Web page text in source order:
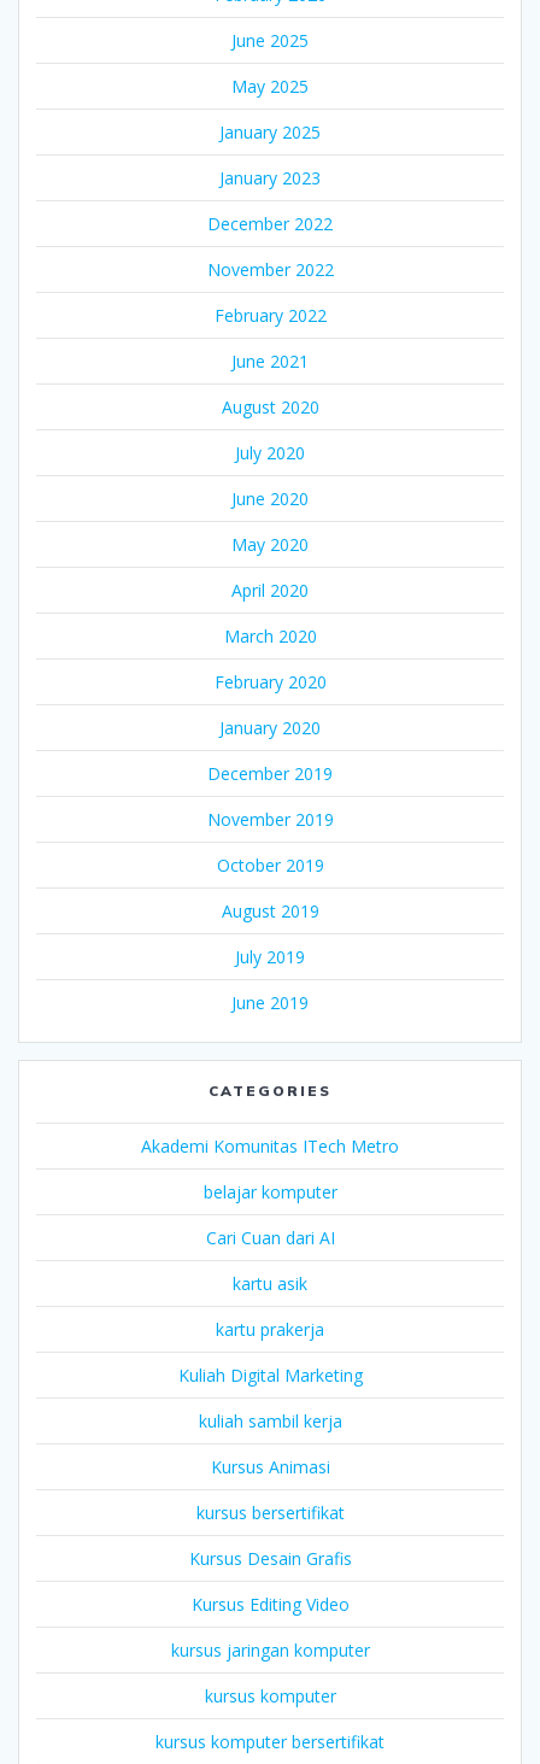
June 2025
May 2025
January 2025
January 2023
December 2022
November 2022
February 2022
June 2021
August 2020
July 2020
June 2020
May 2020
April 2020
March 2020
February 2020
January 2020
December 2019
November 2019
October 2019
August 2019
July 2019
June 2019
CATEGORIES
Akademi Komunitas ITech Metro
belajar komputer
Cari Cuan dari AI
kartu asik
kartu prakerja
Kuliah Digital Marketing
kuliah sambil kerja
Kursus Animasi
kursus bersertifikat
Kursus Desain Grafis
Kursus Editing Video
kursus jaringan komputer
kursus komputer
kursus komputer bersertifikat